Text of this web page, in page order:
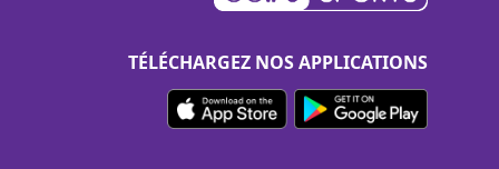
TÉLÉCHARGEZ NOS APPLICATIONS